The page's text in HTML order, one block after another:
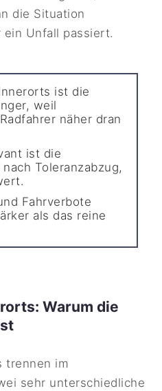
die Situation
Unfall passiert.
ist die
weil
näher dran
ist die
Toleranzabzug,
Fahrverbote
als das reine
Warum die
trennen im
sehr unterschiedliche